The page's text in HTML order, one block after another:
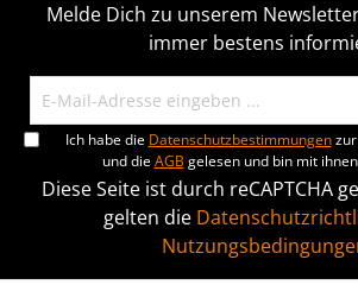
Melde Dich zu unserem
immer bestens
Ich habe die Datenschutzbestimmungenzur
und dieAGB gelesen und bin mit
Diese Seite ist durch reCAPTCHA
gelten die